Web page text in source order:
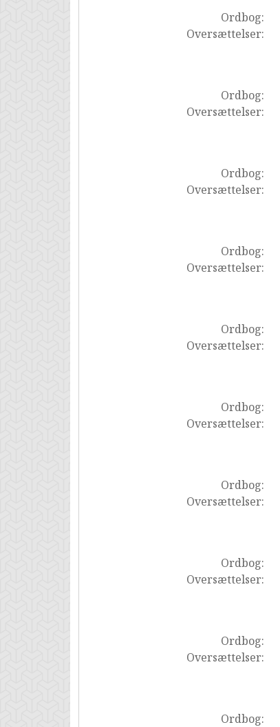
Ordbog:
Oversættelser:
Ordbog:
Oversættelser:
Ordbog:
Oversættelser:
Ordbog:
Oversættelser:
Ordbog:
Oversættelser:
Ordbog:
Oversættelser:
Ordbog:
Oversættelser:
Ordbog:
Oversættelser:
Ordbog:
Oversættelser:
Ordbog: